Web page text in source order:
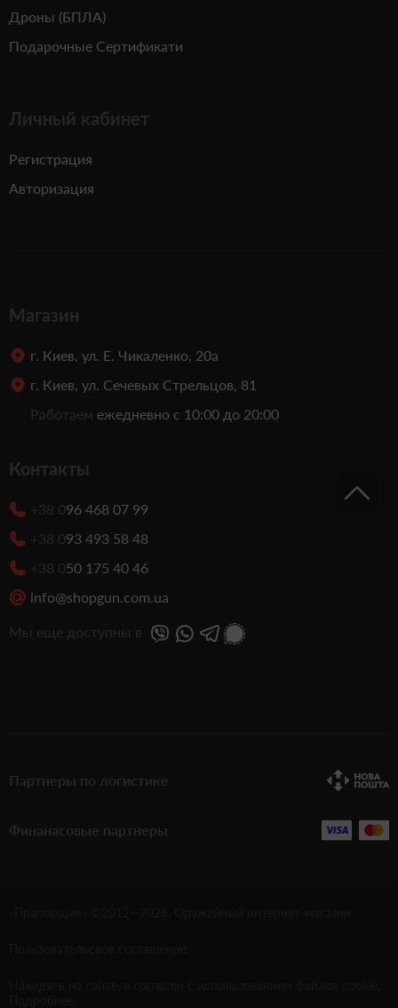
Дроны (БПЛА)
Подарочные Сертификати
Личный кабинет
Регистрация
Авторизация
Магазин
г. Киев, ул. Е. Чикаленко, 20а
г. Киев, ул. Сечевых Стрельцов, 81
Работаем ежедневно с 10:00 до 20:00
Контакты
+38 096 468 07 99
+38 093 493 58 48
+38 050 175 40 46
info@shopgun.com.ua
Мы еще доступны в
Партнеры по логистике
Финанасовые партнеры